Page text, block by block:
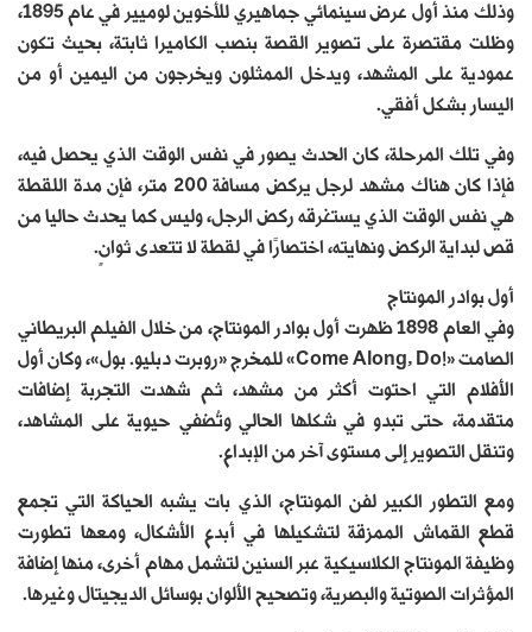
وذلك منذ أول عرض سينمائي جماهيري للأخوين لوميير في عام 1895،
وظلت مقتصرة على تصوير القصة بنصب الكاميرا ثابتة، بحيث تكون
عمودية على المشهد، ويدخل الممثلون ويخرجون من اليمين أو من
اليسار بشكل أفقي.
وفي تلك المرحلة، كان الحدث يصور في نفس الوقت الذي يحصل فيه،
فإذا كان هناك مشهد لرجل يركض مسافة 200 متر، فإن مدة اللقطة
هي نفس الوقت الذي يستغرقه ركض الرجل، وليس كما يحدث حاليا من
قص لبداية الركض ونهايته، اختصارًا في لقطة لا تتعدى ثوانٍ.
أول بوادر المونتاج
وفي العام 1898 ظهرت أول بوادر المونتاج، من خلال الفيلم البريطاني
الصامت «!Come Along, Do» للمخرج «روبرت دبليو. بول»، وكان أول
الأفلام التي احتوت أكثر من مشهد، ثم شهدت التجربة إضافات
متقدمة، حتى تبدو في شكلها الحالي وتُضفي حيوية على المشاهد،
وتنقل التصوير إلى مستوى آخر من الإبداع.
ومع التطور الكبير لفن المونتاج، الذي بات يشبه الحياكة التي تجمع
قطع القماش الممزقة لتشكيلها في أبدع الأشكال، ومعها تطورت
وظيفة المونتاج الكلاسيكية عبر السنين لتشمل مهام أخرى، منها إضافة
المؤثرات الصوتية والبصرية، وتصحيح الألوان بوسائل الديجيتال وغيرها.